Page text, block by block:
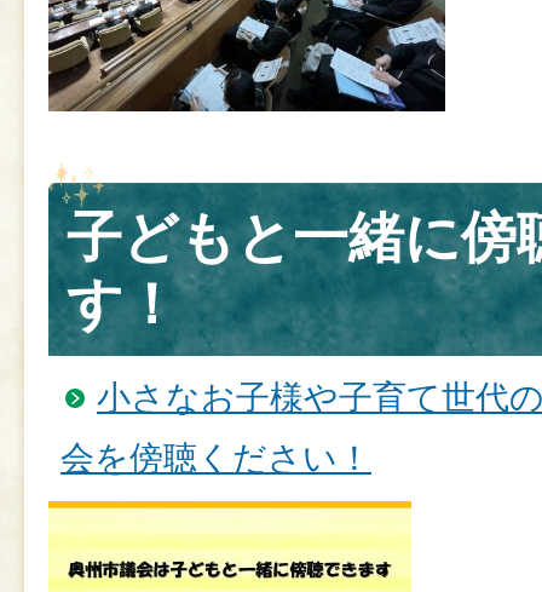
子どもと一緒に傍
す！
小さなお子様や子育て世代
会を傍聴ください！